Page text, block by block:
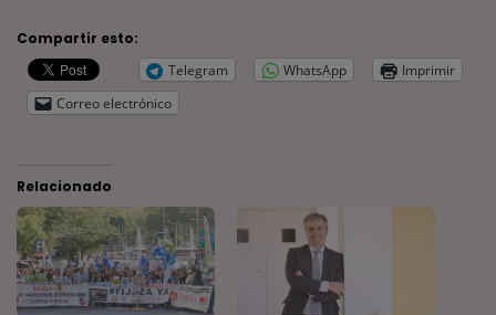
Compartir esto:
Telegram
WhatsApp
Imprimir
Correo electrónico
Relacionado